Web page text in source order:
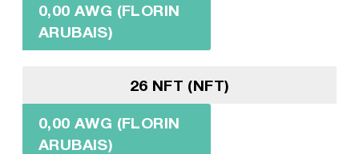
0,00 AWG (FLORIN
ARUBAIS)
26 NFT (NFT)
0,00 AWG (FLORIN
ARUBAIS)